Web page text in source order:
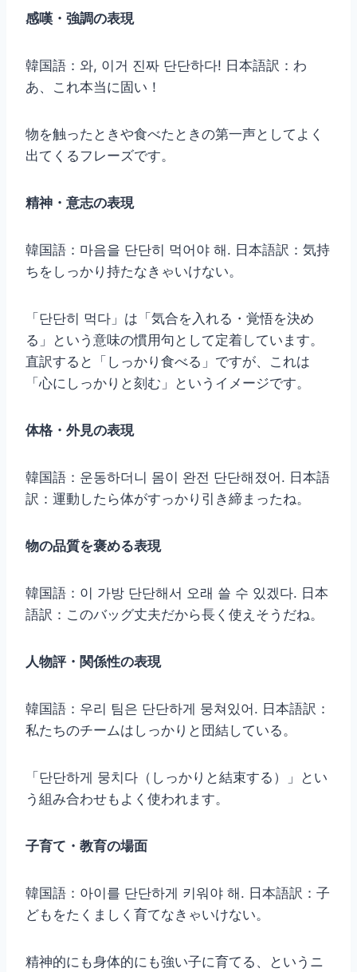
感嘆・強調の表現
韓国語：와, 이거 진짜 단단하다! 日本語訳：わ
あ、これ本当に固い！
物を触ったときや食べたときの第一声としてよく
出てくるフレーズです。
精神・意志の表現
韓国語：마음을 단단히 먹어야 해. 日本語訳：気持
ちをしっかり持たなきゃいけない。
「단단히 먹다」は「気合を入れる・覚悟を決め
る」という意味の慣用句として定着しています。
直訳すると「しっかり食べる」ですが、これは
「心にしっかりと刻む」というイメージです。
体格・外見の表現
韓国語：운동하더니 몸이 완전 단단해졌어. 日本語
訳：運動したら体がすっかり引き締まったね。
物の品質を褒める表現
韓国語：이 가방 단단해서 오래 쓸 수 있겠다. 日本
語訳：このバッグ丈夫だから長く使えそうだね。
人物評・関係性の表現
韓国語：우리 팀은 단단하게 뭉쳐있어. 日本語訳：
私たちのチームはしっかりと団結している。
「단단하게 뭉치다（しっかりと結束する）」とい
う組み合わせもよく使われます。
子育て・教育の場面
韓国語：아이를 단단하게 키워야 해. 日本語訳：子
どもをたくましく育てなきゃいけない。
精神的にも身体的にも強い子に育てる、というニ